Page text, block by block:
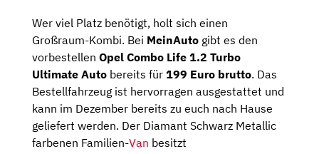
Wer viel Platz benötigt, holt sich einen
Großraum-Kombi. Bei MeinAuto gibt es den
vorbestellen Opel Combo Life 1.2 Turbo
Ultimate Auto bereits für 199 Euro brutto. Das
Bestellfahrzeug ist hervorragen ausgestattet und
kann im Dezember bereits zu euch nach Hause
geliefert werden. Der Diamant Schwarz Metallic
farbenen Familien-Van besitzt